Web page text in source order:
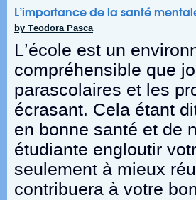
L’importance de la santé
by Teodora Pasca
L’école est un
compréhensible que
parascolaires et les
écrasant. Cela étant
en bonne santé et de
étudiante engloutir
seulement à mieux
contribuera à votre